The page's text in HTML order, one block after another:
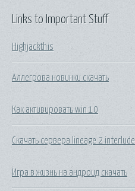
Links to Important Stuff
Highjackthis
Аллегрова новинки скачать
Как активировать win 10
Скачать сервера lineage 2 interlude
Игра в жизнь на андроид скачать